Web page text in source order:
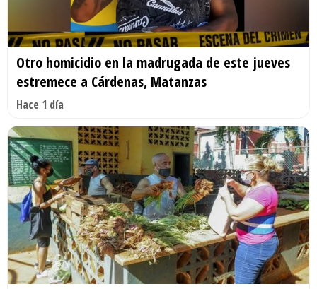
Otro homicidio en la madrugada de este jueves
estremece a Cárdenas, Matanzas
Hace 1 día